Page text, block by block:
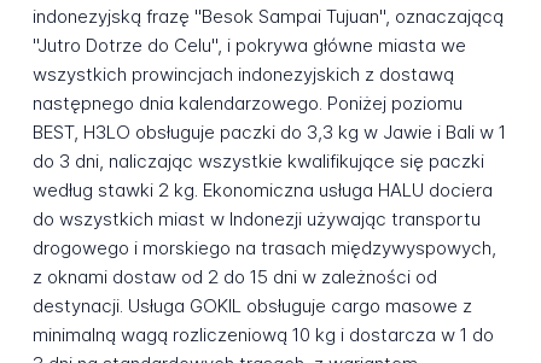
indonezyjską frazę "Besok Sampai Tujuan", oznaczającą
"Jutro Dotrze do Celu", i pokrywa główne miasta we
wszystkich prowincjach indonezyjskich z dostawą
następnego dnia kalendarzowego. Poniżej poziomu
BEST, H3LO obsługuje paczki do 3,3 kg w Jawie i Bali w 1
do 3 dni, naliczając wszystkie kwalifikujące się paczki
według stawki 2 kg. Ekonomiczna usługa HALU dociera
do wszystkich miast w Indonezji używając transportu
drogowego i morskiego na trasach międzywyspowych,
z oknami dostaw od 2 do 15 dni w zależności od
destynacji. Usługa GOKIL obsługuje cargo masowe z
minimalną wagą rozliczeniową 10 kg i dostarcza w 1 do